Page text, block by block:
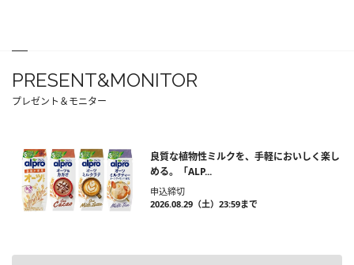
PRESENT&MONITOR
プレゼント＆モニター
良質な植物性ミルクを、手軽においしく楽し
める。「ALP...
申込締切
2026.08.29（土）23:59まで